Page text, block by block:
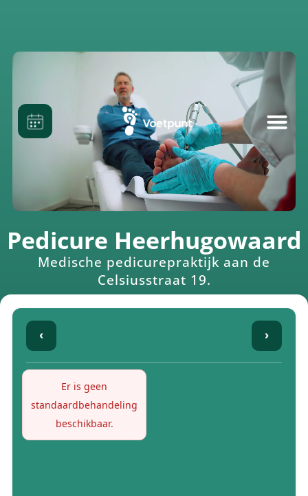
Pedicure Heerhugowaard
Medische pedicurepraktijk aan de
Celsiusstraat 19.
‹ ›
Er is geen
standaardbehandeling
beschikbaar.